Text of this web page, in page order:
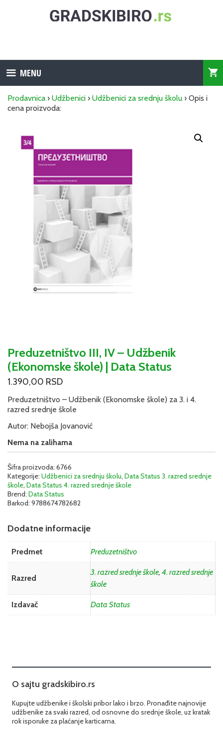
MENU
Prodavnica › Udžbenici › Udžbenici za srednju školu › Opis i
cena proizvoda:
Preduzetništvo III, IV – Udžbenik
(Ekonomske škole) | Data Status
1.390,00 RSD
Preduzetništvo – Udžbenik (Ekonomske škole) za 3. i 4.
razred srednje škole
Autor: Nebojša Jovanović
Nema na zalihama
Šifra proizvoda: 6766
Kategorije: Udžbenici za srednju školu, Data Status 3. razred srednje
škole, Data Status 4. razred srednje škole
Brend: Data Status
Barkod: 9788674782682
Dodatne informacije
Predmet Preduzetništvo
Razred
3. razred srednje škole, 4. razred srednje
škole
Izdavač Data Status
O sajtu gradskibiro.rs
Kupujte udžbenike i školski pribor lako i brzo. Pronađite najnovije
udžbenike za svaki razred, od osnovne do srednje škole, uz kratak
rok isporuke za plaćanje karticama.